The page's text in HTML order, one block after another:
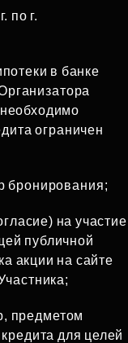
по г.
в банке
ограничен
бронирования;
на участие
публичной
акции на сайте
предметом
для целей